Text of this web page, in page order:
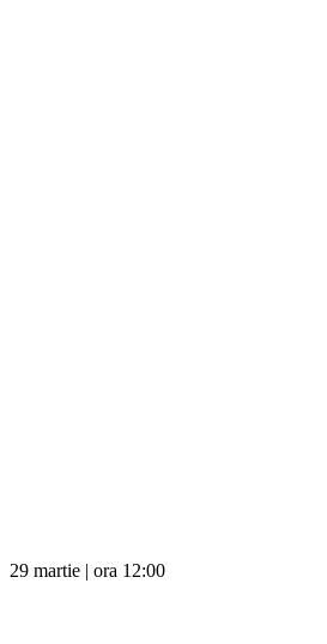
29 martie | ora 12:00